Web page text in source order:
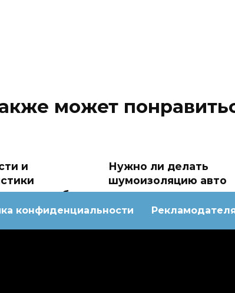
может
и
трубок
Нужно ли делать
шумоизоляцию авто
конфиденциальности